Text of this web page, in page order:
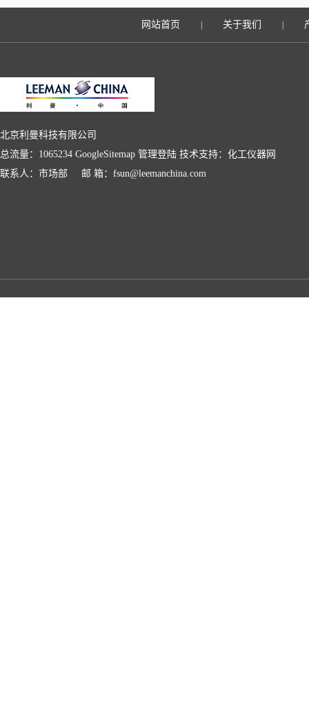
网站首页 关于我们
北京利曼科技有限公司
总流量：1065234 GoogleSitemap 管理登陆 技术支持： 化工仪器网
联系人：市场部 邮 箱：fsun@leemanchina.com